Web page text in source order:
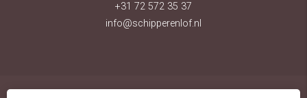
+31 72 572 35 37
info@schipperenlof.nl